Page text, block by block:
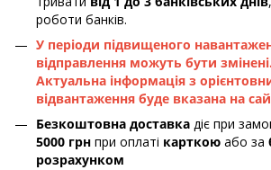
роботи банків.
У періоди підвищеного
відправлення можуть бути змінені.
Актуальна інформація з
відвантаження буде вказана на
Безкоштовна доставка діє при
5000 грн при оплаті карткою або за
розрахунком